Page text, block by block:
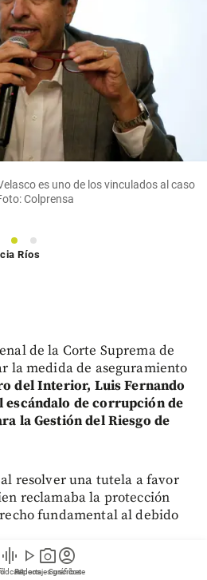
graphic_eq play_arrow
Videos
photo_camera
Reportajes gráficos
account_circle
Suscríbete
es uno de los vinculados al caso
Colprensa
1
2
Ríos
de la Corte Suprema de
la medida de aseguramiento
del Interior, Luis Fernando
escándalo de corrupción de
la Gestión del Riesgo de
resolver una tutela a favor
reclamaba la protección
fundamental al debido